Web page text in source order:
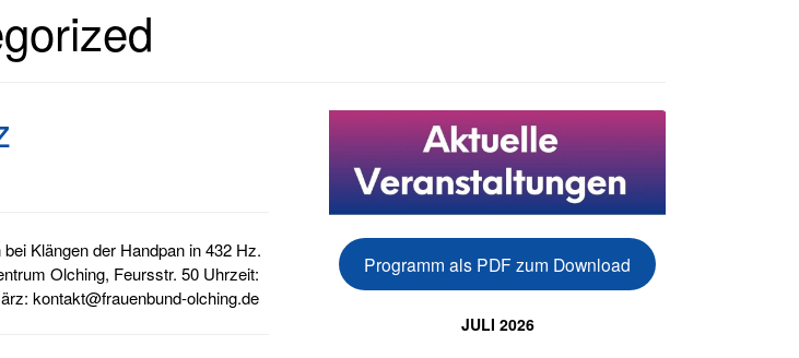
Klängen der Handpan in 432 Hz.
Olching, Feursstr. 50 Uhrzeit:
kontakt@frauenbund-olching.de
Programm als PDF zum Download
JULI 2026